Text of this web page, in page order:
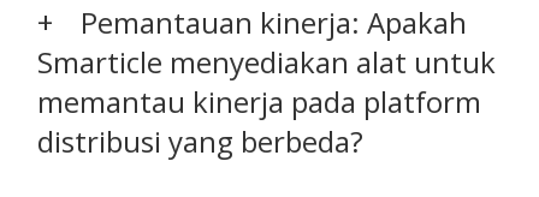
Pemantauan kinerja: Apakah
Smarticle menyediakan alat untuk
memantau kinerja pada platform
distribusi yang berbeda?